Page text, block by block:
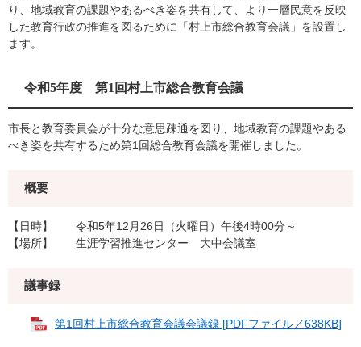
り、地域教育の課題やあるべき姿を共有して、より一層民意を反映
した教育行政の推進を図るために「村上市総合教育会議」を設置し
ます。
令和5年度 第1回村上市総合教育会議
市長と教育委員会が十分な意思疎通を図り、地域教育の課題やある
べき姿を共有するため第1回総合教育会議を開催しました。
概要
【日時】 令和5年12月26日（火曜日）午後4時00分～
【場所】 生涯学習推進センター 大中会議室
議事録
第1回村上市総合教育会議会議録 [PDFファイル／638KB]